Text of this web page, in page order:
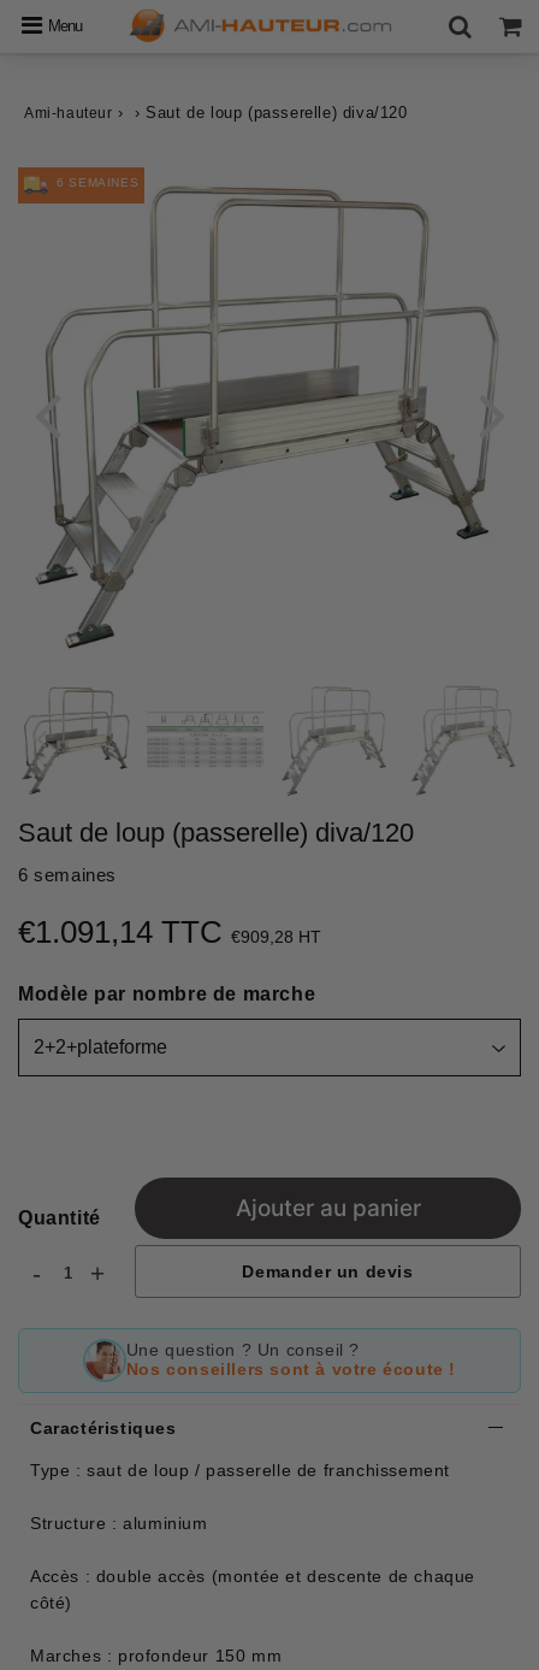
Menu
Ami-hauteur › › Saut de loup (passerelle) diva/120
6 SEMAINES
Saut de loup (passerelle) diva/120
6 semaines
€1.091,14 TTC €909,28 HT
price
Modèle par nombre de marche
Quantité
- +
Ajouter au panier
Demander un devis
Une question ? Un conseil ?
Nos conseillers sont à votre écoute !
Caractéristiques
Type : saut de loup / passerelle de franchissement
Structure : aluminium
Accès : double accès (montée et descente de chaque
côté)
Marches : profondeur 150 mm